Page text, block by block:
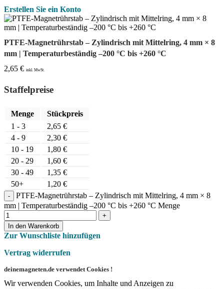
Erstellen Sie ein Konto
PTFE-Magnetrührstab – Zylindrisch mit Mittelring, 4 mm × 8
mm | Temperaturbeständig –200 °C bis +260 °C
2,65 € inkl. MwSt.
Staffelpreise
Menge
Stückpreis
1 - 3
2,65 €
4 - 9
2,30 €
10 - 19
1,80 €
20 - 29
1,60 €
30 - 49
1,35 €
50+
1,20 €
PTFE-Magnetrührstab – Zylindrisch mit Mittelring, 4 mm × 8
mm | Temperaturbeständig –200 °C bis +260 °C Menge
In den Warenkorb
Zur Wunschliste hinzufügen
Vertrag widerrufen
deinemagneten.de verwendet Cookies !
Wir verwenden Cookies, um Inhalte und Anzeigen zu